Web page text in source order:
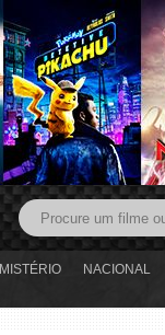
MISTÉRIO NACIONAL